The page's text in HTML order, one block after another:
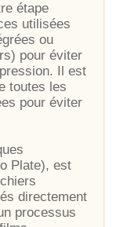
étape
utilisées
ou
pour éviter
Il est
toutes les
pour éviter
Plate), est
directement
processus